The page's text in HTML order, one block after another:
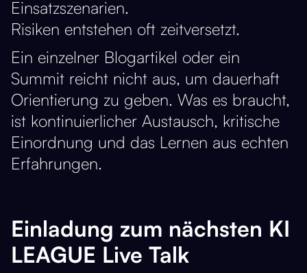
Einsatzszenarien.
Risiken entstehen oft zeitversetzt.
Ein einzelner Blogartikel oder ein
Summit reicht nicht aus, um dauerhaft
Orientierung zu geben. Was es braucht,
ist kontinuierlicher Austausch, kritische
Einordnung und das Lernen aus echten
Erfahrungen.
Einladung zum nächsten KI
LEAGUE Live Talk